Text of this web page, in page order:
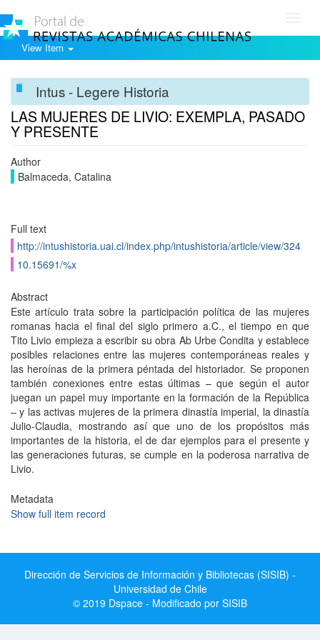
View Item
Intus - Legere Historia
LAS MUJERES DE LIVIO: EXEMPLA, PASADO
Y PRESENTE
Author
Balmaceda, Catalina
Full text
http://intushistoria.uai.cl/index.php/intushistoria/article/view/324
10.15691/%x
Abstract
Este artículo trata sobre la participación política de las mujeres
romanas hacia el final del siglo primero a.C., el tiempo en que
Tito Livio empieza a escribir su obra Ab Urbe Condita y establece
posibles relaciones entre las mujeres contemporáneas reales y
las heroínas de la primera péntada del historiador. Se proponen
también conexiones entre estas últimas – que según el autor
juegan un papel muy importante en la formación de la República
– y las activas mujeres de la primera dinastía imperial, la dinastía
Julio-Claudia, mostrando así que uno de los propósitos más
importantes de la historia, el de dar ejemplos para el presente y
las generaciones futuras, se cumple en la poderosa narrativa de
Livio.
Metadata
Show full item record
Dirección de Servicios de Información y Bibliotecas (SISIB) -
Universidad de Chile
© 2019 Dspace - Modificado por SISIB